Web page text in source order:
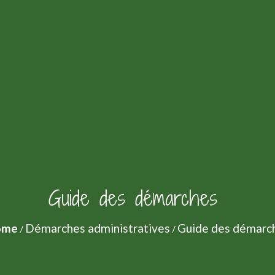
Guide des démarches
/ Démarches administratives / Guide des